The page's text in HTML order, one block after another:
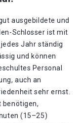
ausgebildete und
Schlosser ist mit
Jahr ständig
und können
Personal
auch an
sehr ernst.
benötigen,
(15–25)